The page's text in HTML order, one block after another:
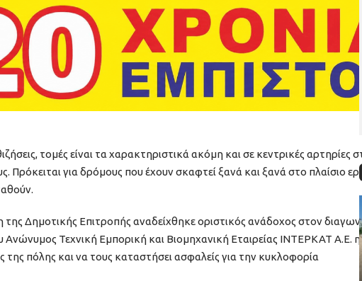
τομές είναι τα χαρακτηριστικά ακόμη και σε κεντρικές
Πρόκειται για δρόμους που έχουν σκαφτεί ξανά και ξανά στο πλαίσιο
Δημοτικής Επιτροπής αναδείχθηκε οριστικός ανάδοχος στον
Ανώνυμος Τεχνική Εμπορική και Βιομηχανική Εταιρείας ΙΝΤΕΡΚΑΤ Α.Ε.
πόλης και να τους καταστήσει ασφαλείς για την κυκλοφορία